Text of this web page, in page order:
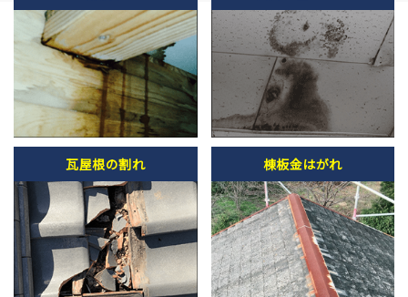
瓦屋根の割れ 棟板金はがれ